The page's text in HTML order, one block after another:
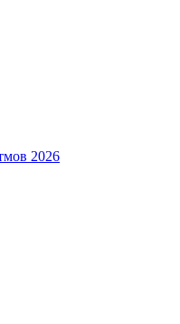
2026